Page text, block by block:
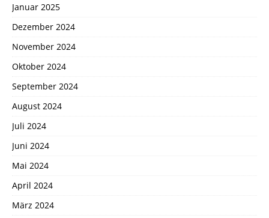
Januar 2025
Dezember 2024
November 2024
Oktober 2024
September 2024
August 2024
Juli 2024
Juni 2024
Mai 2024
April 2024
März 2024